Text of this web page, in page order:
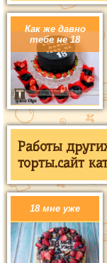
Как же давно
тебе не 18
Работы
торты.сайт
18 мне уже